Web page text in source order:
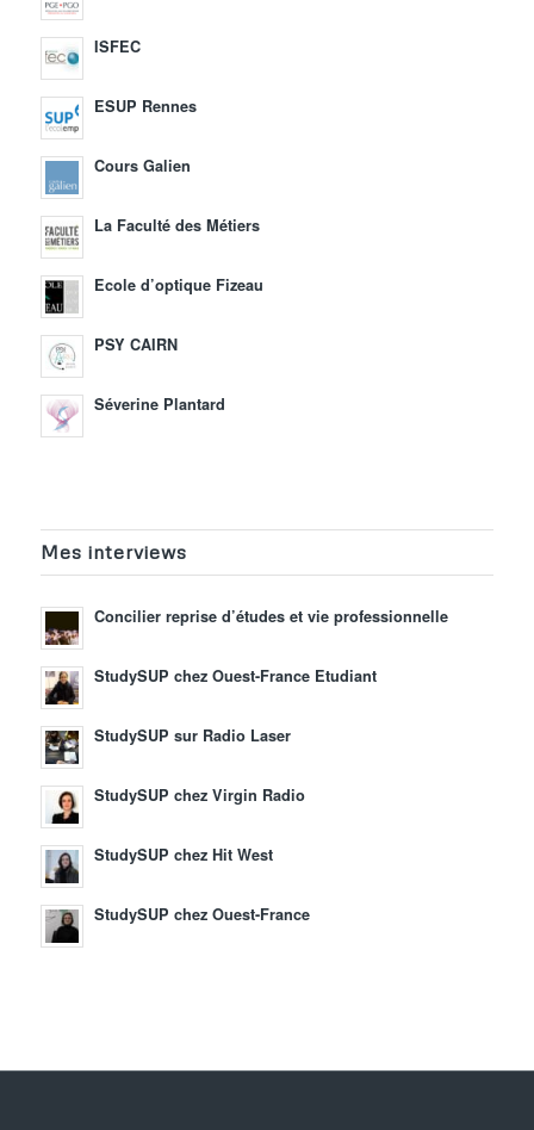
ISFEC
ESUP Rennes
Cours Galien
La Faculté des Métiers
Ecole d’optique Fizeau
PSY CAIRN
Séverine Plantard
Mes interviews
Concilier reprise d’études et vie professionnelle
StudySUP chez Ouest-France Etudiant
StudySUP sur Radio Laser
StudySUP chez Virgin Radio
StudySUP chez Hit West
StudySUP chez Ouest-France